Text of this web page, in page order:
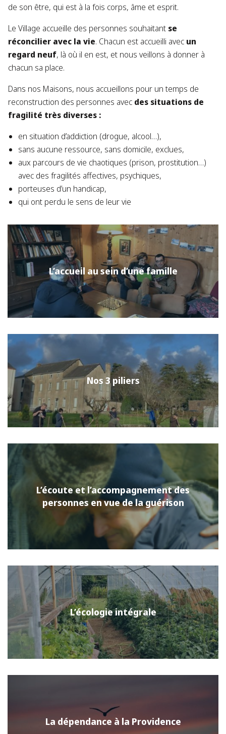
de son être, qui est à la fois corps, âme et esprit.
Le Village accueille des personnes souhaitant se
réconcilier avec la vie. Chacun est accueilli avec un
regard neuf, là où il en est, et nous veillons à donner à
chacun sa place.
Dans nos Maisons, nous accueillons pour un temps de
reconstruction des personnes avec des situations de
fragilité très diverses :
en situation d’addiction (drogue, alcool…),
sans aucune ressource, sans domicile, exclues,
aux parcours de vie chaotiques (prison, prostitution…)
avec des fragilités affectives, psychiques,
porteuses d’un handicap,
qui ont perdu le sens de leur vie
L’accueil au sein d’une famille
Nos 3 piliers
L’écoute et l’accompagnement des
personnes en vue de la guérison
L’écologie intégrale
La dépendance à la Providence